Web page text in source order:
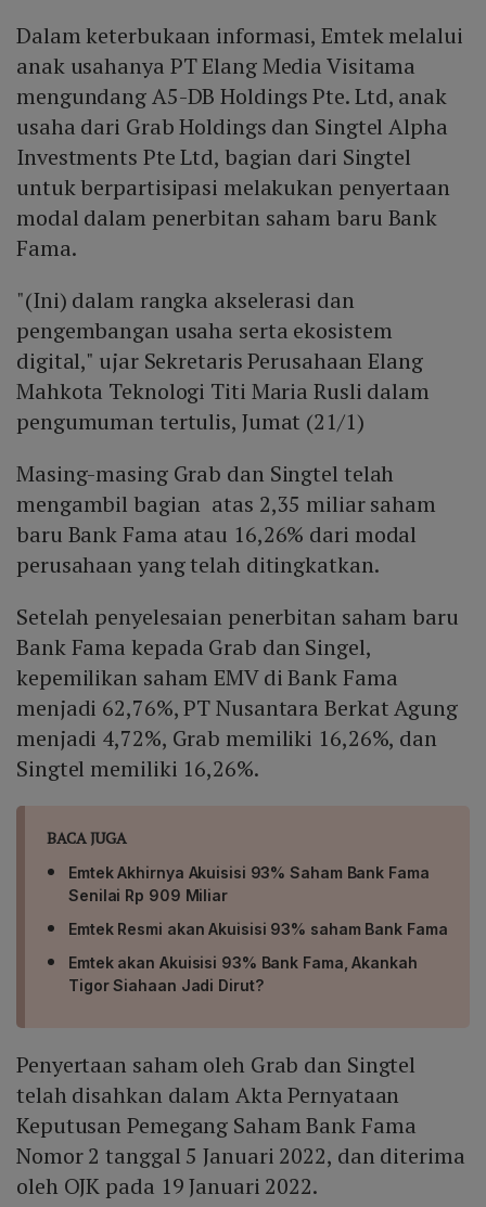
Dalam keterbukaan informasi, Emtek melalui
anak usahanya PT Elang Media Visitama
mengundang A5-DB Holdings Pte. Ltd, anak
usaha dari Grab Holdings dan Singtel Alpha
Investments Pte Ltd, bagian dari Singtel
untuk berpartisipasi melakukan penyertaan
modal dalam penerbitan saham baru Bank
Fama.
"(Ini) dalam rangka akselerasi dan
pengembangan usaha serta ekosistem
digital," ujar Sekretaris Perusahaan Elang
Mahkota Teknologi Titi Maria Rusli dalam
pengumuman tertulis, Jumat (21/1)
Masing-masing Grab dan Singtel telah
mengambil bagian atas 2,35 miliar saham
baru Bank Fama atau 16,26% dari modal
perusahaan yang telah ditingkatkan.
Setelah penyelesaian penerbitan saham baru
Bank Fama kepada Grab dan Singel,
kepemilikan saham EMV di Bank Fama
menjadi 62,76%, PT Nusantara Berkat Agung
menjadi 4,72%, Grab memiliki 16,26%, dan
Singtel memiliki 16,26%.
BACA JUGA
Emtek Akhirnya Akuisisi 93% Saham Bank Fama
Senilai Rp 909 Miliar
Emtek Resmi akan Akuisisi 93% saham Bank Fama
Emtek akan Akuisisi 93% Bank Fama, Akankah
Tigor Siahaan Jadi Dirut?
Penyertaan saham oleh Grab dan Singtel
telah disahkan dalam Akta Pernyataan
Keputusan Pemegang Saham Bank Fama
Nomor 2 tanggal 5 Januari 2022, dan diterima
oleh OJK pada 19 Januari 2022.